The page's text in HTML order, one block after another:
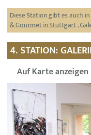
Diese Station gibt es auch
& Gourmet in Stuttgart,
4. STATION:
Auf Karte anzeigen